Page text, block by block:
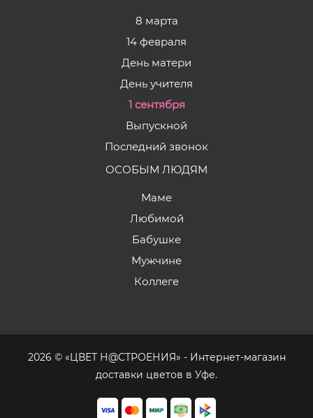
8 марта
14 февраля
День матери
День учителя
1 сентября
Выпускной
Последний звонок
ОСОБЫМ ЛЮДЯМ
Маме
Любимой
Бабушке
Мужчине
Коллеге
2026 © «ЦВЕТ Н@СТРОЕНИЯ» - Интернет-магазин
доставки цветов в Уфе.